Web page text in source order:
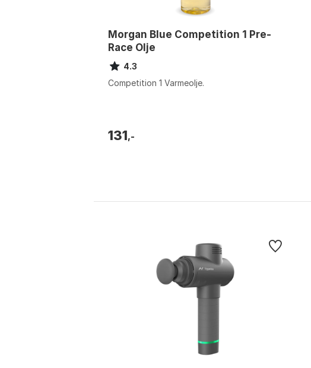
Morgan Blue Competition 1 Pre-
Race Olje
4.3
Competition 1 Varmeolje.
131,-